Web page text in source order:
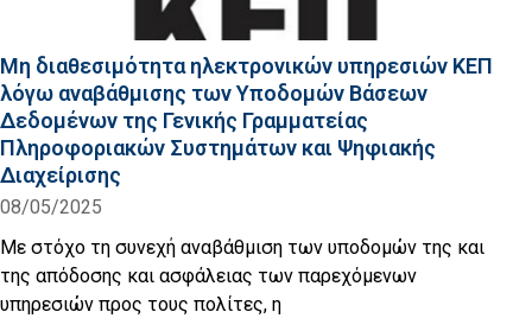
Μη διαθεσιμότητα ηλεκτρονικών υπηρεσιών KEΠ
λόγω αναβάθμισης των Υποδομών Βάσεων
Δεδομένων της Γενικής Γραμματείας
Πληροφοριακών Συστημάτων και Ψηφιακής
Διαχείρισης
08/05/2025
Με στόχο τη συνεχή αναβάθμιση των υποδομών της και
της απόδοσης και ασφάλειας των παρεχόμενων
υπηρεσιών προς τους πολίτες, η